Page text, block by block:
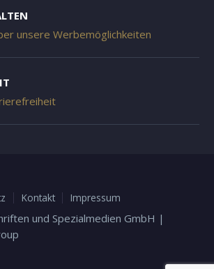
unsere Werbemöglichkeiten
Kontakt Impressum
und Spezialmedien GmbH |